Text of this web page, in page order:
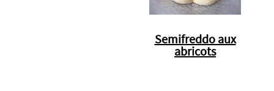
Semifreddo aux
abricots